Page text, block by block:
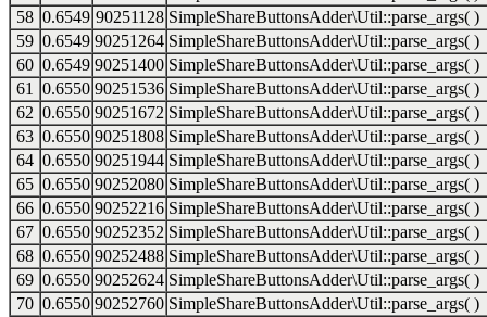
58 0.6549 90251128 SimpleShareButtonsAdder\Util::parse_args( )
59 0.6549 90251264 SimpleShareButtonsAdder\Util::parse_args( )
60 0.6549 90251400 SimpleShareButtonsAdder\Util::parse_args( )
61
0.6550 90251536 SimpleShareButtonsAdder\Util::parse_args( )
62 0.6550 90251672 SimpleShareButtonsAdder\Util::parse_args( )
63 0.6550 90251808 SimpleShareButtonsAdder\Util::parse_args( )
64 0.6550 90251944 SimpleShareButtonsAdder\Util::parse_args( )
65 0.6550 90252080 SimpleShareButtonsAdder\Util::parse_args( )
66 0.6550 90252216 SimpleShareButtonsAdder\Util::parse_args( )
67 0.6550 90252352 SimpleShareButtonsAdder\Util::parse_args( )
68 0.6550 90252488 SimpleShareButtonsAdder\Util::parse_args( )
69 0.6550 90252624 SimpleShareButtonsAdder\Util::parse_args( )
70 0.6550 90252760 SimpleShareButtonsAdder\Util::parse_args( )